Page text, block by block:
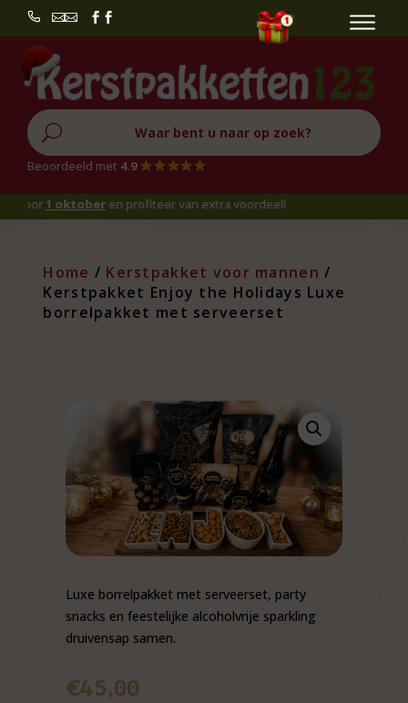
 
U
Beoordeeld met 4.9
1 oktoberen profiteer van extra voordeel!
Home / Kerstpakket voor mannen /
Kerstpakket Enjoy the Holidays Luxe
borrelpakket met serveerset
Luxe borrelpakket met serveerset, party
snacks en feestelijke alcoholvrije sparkling
druivensap samen.
€45,00